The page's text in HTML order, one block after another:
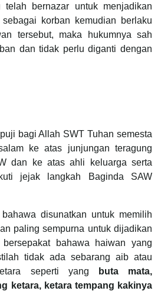
telah bernazar untuk menjadikan
korban kemudian berlaku
tersebut, maka hukumnya sah
dan tidak perlu diganti dengan
bagi Allah SWT Tuhan semesta
ke atas junjungan teragung
dan ke atas ahli keluarga serta
jejak langkah Baginda SAW
disunatkan untuk memilih
paling sempurna untuk dijadikan
bahawa haiwan yang
tidak ada sebarang aib atau
seperti yang
buta mata,
ketara, ketara tempang kakinya